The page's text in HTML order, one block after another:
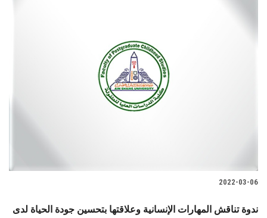
2022-03-06
ندوة تناقش المهارات الإنسانية وعلاقتها بتحسين جودة الحياة لدى